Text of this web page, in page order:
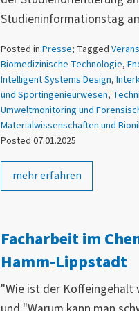
Studieninformationstag
Posted in Presse; Tagged
Biomedizinische Technologie,
Intelligent Systems Design,
und Sportingenieurwesen,
Umweltmonitoring und
Materialwissenschaften und
Posted 07.01.2025
mehr erfahren
Facharbeit im
Hamm-Lippstadt
"Wie ist der Koffeingehalt